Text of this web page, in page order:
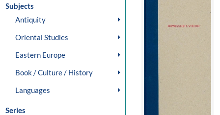
Subjects
Antiquity
Oriental Studies
Eastern Europe
Book / Culture / History
Languages
Series